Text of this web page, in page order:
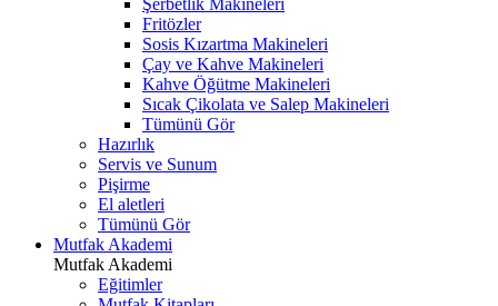
Şerbetlik Makineleri
Fritözler
Sosis Kızartma Makineleri
Çay ve Kahve Makineleri
Kahve Öğütme Makineleri
Sıcak Çikolata ve Salep Makineleri
Tümünü Gör
Hazırlık
Servis ve Sunum
Pişirme
El aletleri
Tümünü Gör
Mutfak Akademi
Mutfak Akademi
Eğitimler